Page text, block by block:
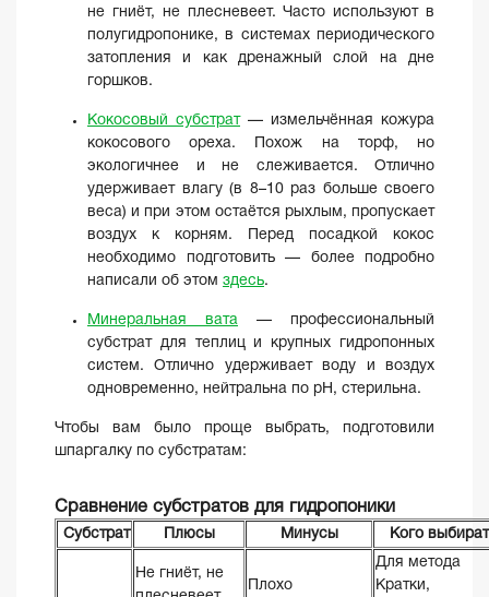
не гниёт, не плесневеет. Часто используют в
полугидропонике, в системах периодического
затопления и как дренажный слой на дне
горшков.
Кокосовый субстрат— измельчённая кожура
кокосового ореха. Похож на торф, но
экологичнее и не слеживается. Отлично
удерживает влагу (в 8–10 раз больше своего
веса) и при этом остаётся рыхлым, пропускает
воздух к корням. Перед посадкой кокос
необходимо подготовить — более подробно
написали об этом здесь.
Минеральная вата — профессиональный
субстрат для теплиц и крупных гидропонных
систем. Отлично удерживает воду и воздух
одновременно, нейтральна по pH, стерильна.
Чтобы вам было проще выбрать, подготовили
шпаргалку по субстратам:
Сравнение субстратов для гидропоники
Субстрат Плюсы Минусы Кого
Не гниёт, не
Плохо
Для метода
Кратки,